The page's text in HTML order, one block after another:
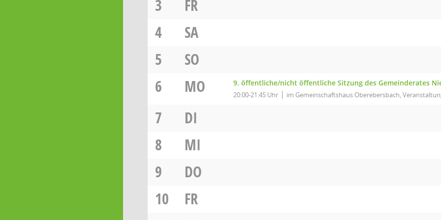
3
FR
4
SA
5
SO
6
MO 9. öffentliche/nicht öffentliche Sitzung des Gemeinderates
20:00-21:45 Uhr im Gemeinschaftshaus Oberebersbach,
7
DI
8
MI
9
DO
10
FR